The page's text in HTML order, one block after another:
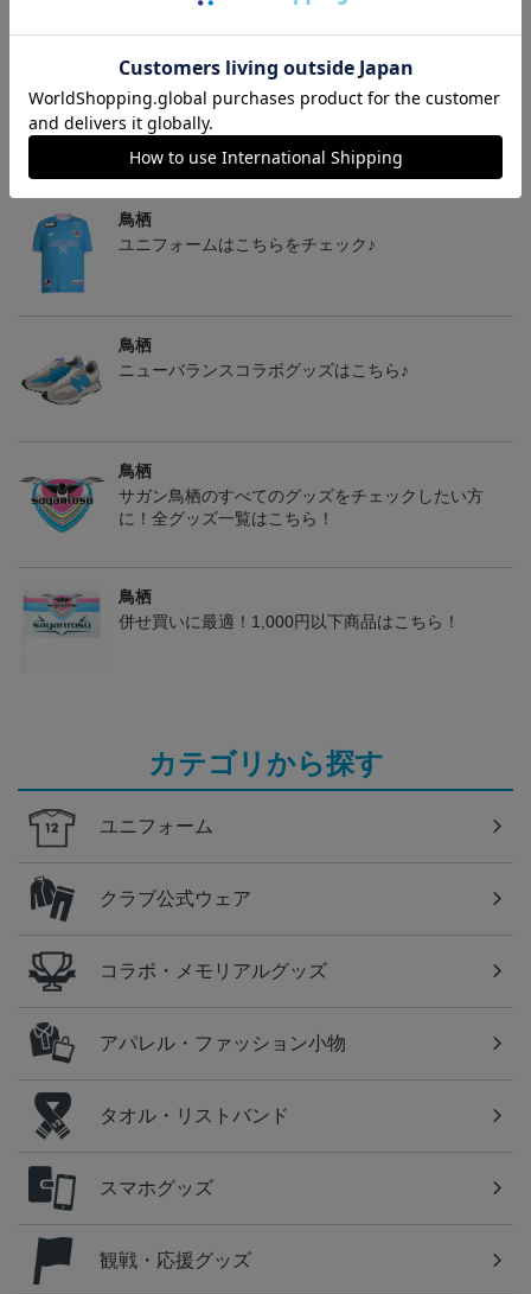
サガン鳥栖 ポリゴンZ
タオルマフラー
2,500円
サガン鳥栖 ピカチュウ
タオルマフラー
2,500円
『すぐにお届け』26/27レ
プリカユニフォームFP1st
17,970円
鳥栖
ユニフォームはこちらをチェック♪
鳥栖
ニューバランスコラボグッズはこちら♪
鳥栖
サガン鳥栖のすべてのグッズをチェックしたい方
に！全グッズ一覧はこちら！
鳥栖
併せ買いに最適！1,000円以下商品はこちら！
カテゴリから探す
ユニフォーム
クラブ公式ウェア
コラボ・メモリアルグッズ
アパレル・ファッション小物
タオル・リストバンド
スマホグッズ
観戦・応援グッズ